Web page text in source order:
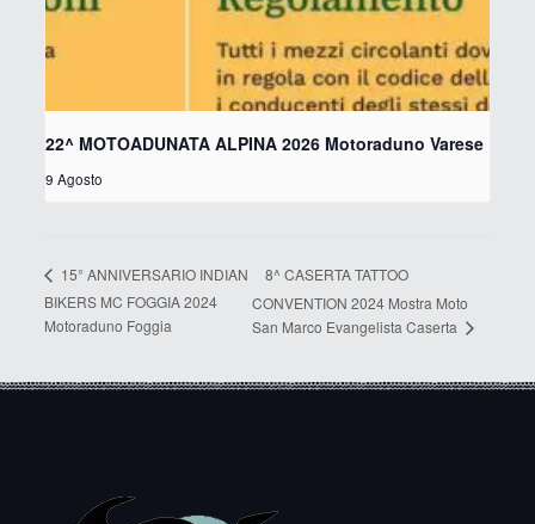
22^ MOTOADUNATA ALPINA 2026 Motoraduno Varese
9 Agosto
15° ANNIVERSARIO INDIAN
BIKERS MC FOGGIA 2024
Motoraduno Foggia
8^ CASERTA TATTOO
CONVENTION 2024 Mostra Moto
San Marco Evangelista Caserta